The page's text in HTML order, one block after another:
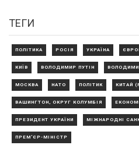
ТЕГИ
ПОЛІТИКА РОСІЯ УКРАЇНА
КИЇВ ВОЛОДИМИР ПУТІН
МОСКВА НАТО ПОЛІТИК КИТАЙ
ВАШИНГТОН, ОКРУГ КОЛУМБІЯ
ПРЕЗИДЕНТ УКРАЇНИ МІЖНАРОДНІ
ПРЕМ'ЄР-МІНІСТР